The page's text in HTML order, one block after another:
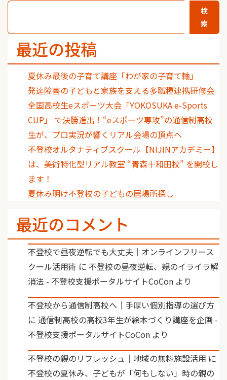
検
索
最近の投稿
夏休み最後の子育て講座「わが家の子育て軸」
発達障害の子どもと家族を支える多職種連携研修会
全国高校生eスポーツ大会「YOKOSUKA e-Sports
CUP」 で決勝進出！“eスポーツ専攻”の通信制高校
生が、プロ実況が響くリアル会場の頂点へ
不登校オルタナティブスクール【NIJINアカデミー】
は、美術特化型リアル教室 “青森十和田校” を開校し
ます！
夏休み明け不登校の子どもの居場所探し
最近のコメント
不登校で昼夜逆転でも大丈夫｜オンラインフリース
クール活用術 に 不登校の昼夜逆転、親のイライラ解
消法 - 不登校支援ポータルサイトCoCon より
不登校から通信制高校へ｜手厚い個別指導の選び方
に 通信制高校の高校3年生が絵本づくり講座を企画 -
不登校支援ポータルサイトCoCon より
不登校の親のリフレッシュ｜地域の無料施設活用 に
不登校の夏休み、子どもが「何もしない」時の親の